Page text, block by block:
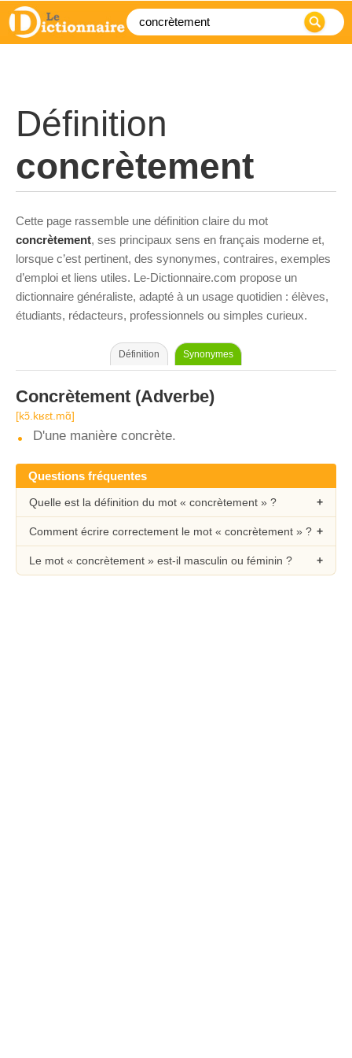
Définition
concrètement
Cette page rassemble une définition claire du mot
concrètement, ses principaux sens en français moderne et,
lorsque c’est pertinent, des synonymes, contraires, exemples
d’emploi et liens utiles. Le-Dictionnaire.com propose un
dictionnaire généraliste, adapté à un usage quotidien : élèves,
étudiants, rédacteurs, professionnels ou simples curieux.
Définition Synonymes
Concrètement (Adverbe)
[kɔ̃.kʁɛt.mɑ̃]
D'une manière concrète.
Questions fréquentes
Quelle est la définition du mot « concrètement » ?
Comment écrire correctement le mot « concrètement » ?
Le mot « concrètement » est-il masculin ou féminin ?